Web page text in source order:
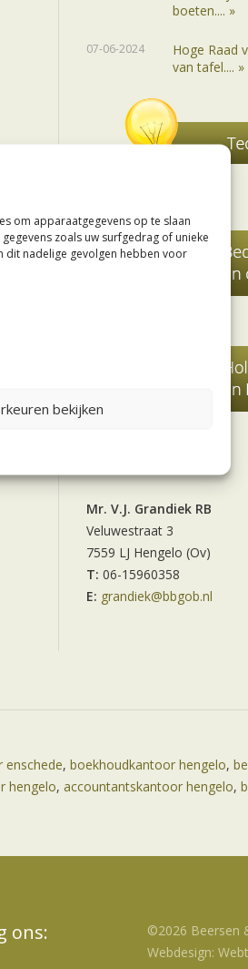
om apparaatgegevens op te slaan
zoals uw surfgedrag of unieke
dit nadelige gevolgen hebben voor
bekijken
boeten.... »
07-06-2024
Hoge Raad
van tafel.... »
Mr. V.J. Grandiek RB
Veluwestraat 3
7559 LJ Hengelo (Ov)
T: 06-15960358
E: grandiek@bbgob.nl
enschede, boekhoudkantoor hengelo,
hengelo, accountantskantoor hengelo,
ons:
©2026 Beersen
Webdesign: